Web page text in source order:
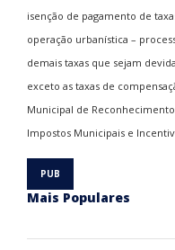
isenção de pagamento de
operação urbanística –
demais taxas que sejam
exceto as taxas de
Municipal de
Impostos Municipais e
Mais Populares